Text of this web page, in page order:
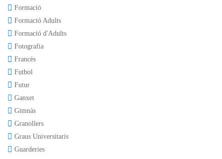
Formació
Formació Adults
Formació d'Adults
Fotografia
Francès
Futbol
Futur
Ganxet
Gimnàs
Granollers
Graus Universitaris
Guarderies